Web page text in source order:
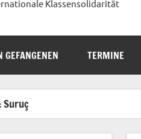
Klassensolidarität
GEFANGENEN TERMINE
Suruç